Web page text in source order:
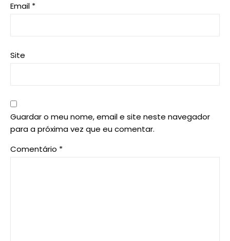
Email *
Site
Guardar o meu nome, email e site neste navegador
para a próxima vez que eu comentar.
Comentário *